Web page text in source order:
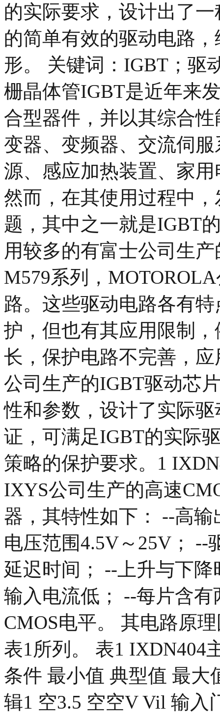
的实际要求，设计出了
的简单有效的驱动电路
形。 关键词：IGBT；驱
栅晶体管IGBT是近年来
合型器件，并以其综合
变器、变频器、交流伺
源、感应加热装置、家
然而，在其使用过程中
题，其中之一就是IGBT
用较多的有富士公司生
M579系列，
路。这些驱动电路各有
护，但也有其应用限制
长，保护电路不完善，
公司生产的IGBT驱动芯
性和参数，设计了实际
证，可满足IGBT的实际
策略的保护要求。1
IXYS公司生产的高速
器，其特性如下： --高
电压范围4.5V～25V； --
延迟时间； --上升与下
输入电流低； --每片含
CMOS电平。 其电路原
表1所列。 表1 IXDN404
条件 最小值 典型值 最大
辑1 空3.5 空空V Vil 输入